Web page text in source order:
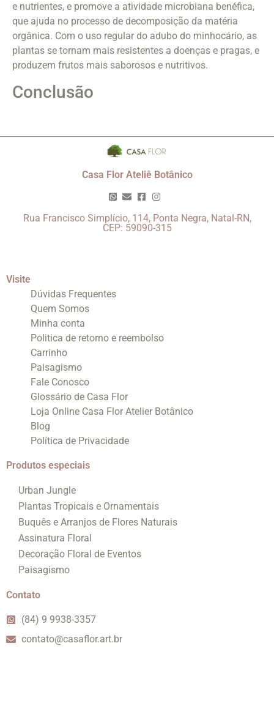
e nutrientes, e promove a atividade microbiana benéfica,
que ajuda no processo de decomposição da matéria
orgânica. Com o uso regular do adubo do minhocário, as
plantas se tornam mais resistentes a doenças e pragas, e
produzem frutos mais saborosos e nutritivos.
Conclusão
Casa Flor Ateliê Botânico
Rua Francisco Simplício, 114, Ponta Negra, Natal-RN,
CEP: 59090-315
Visite
Dúvidas Frequentes
Quem Somos
Minha conta
Politica de retorno e reembolso
Carrinho
Paisagismo
Fale Conosco
Glossário de Casa Flor
Loja Online Casa Flor Atelier Botânico
Blog
Política de Privacidade
Produtos especiais
Urban Jungle
Plantas Tropicais e Ornamentais
Buquês e Arranjos de Flores Naturais
Assinatura Floral
Decoração Floral de Eventos
Paisagismo
Contato
(84) 9 9938-3357
contato@casaflor.art.br